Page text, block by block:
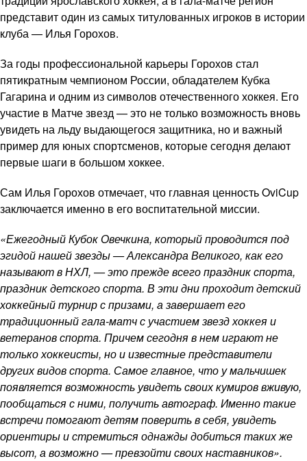
представит один из самых титулованных игроков в истории
клуба — Илья Горохов.
За годы профессиональной карьеры Горохов стал
пятикратным чемпионом России, обладателем Кубка
Гагарина и одним из символов отечественного хоккея. Его
участие в Матче звезд — это не только возможность вновь
увидеть на льду выдающегося защитника, но и важный
пример для юных спортсменов, которые сегодня делают
первые шаги в большом хоккее.
Сам Илья Горохов отмечает, что главная ценность OviCup
заключается именно в его воспитательной миссии.
«Ежегодный Кубок Овечкина, который проводится под
эгидой нашей звезды — Александра Великого, как его
называют в НХЛ, — это прежде всего праздник спорта,
праздник детского спорта. В эти дни проходит детский
хоккейный турнир с призами, а завершает его
традиционный гала-матч с участием звезд хоккея и
ветеранов спорта. Причем сегодня в нем играют не
только хоккеисты, но и известные представители
других видов спорта. Самое главное, что у мальчишек
появляется возможность увидеть своих кумиров вживую,
пообщаться с ними, получить автограф. Именно такие
встречи помогают детям поверить в себя, увидеть
ориентиры и стремиться однажды добиться таких же
высот, а возможно — превзойти своих наставников».